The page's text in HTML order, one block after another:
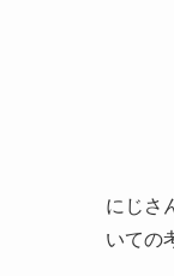
にじさ
いての